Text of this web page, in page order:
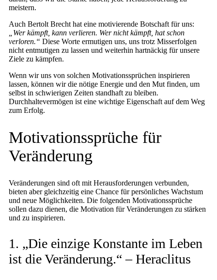
meistern.
Auch Bertolt Brecht hat eine motivierende Botschaft für uns:
„Wer kämpft, kann verlieren. Wer nicht kämpft, hat schon
verloren.“ Diese Worte ermutigen uns, uns trotz Misserfolgen
nicht entmutigen zu lassen und weiterhin hartnäckig für unsere
Ziele zu kämpfen.
Wenn wir uns von solchen Motivationssprüchen inspirieren
lassen, können wir die nötige Energie und den Mut finden, um
selbst in schwierigen Zeiten standhaft zu bleiben.
Durchhaltevermögen ist eine wichtige Eigenschaft auf dem Weg
zum Erfolg.
Motivationssprüche für
Veränderung
Veränderungen sind oft mit Herausforderungen verbunden,
bieten aber gleichzeitig eine Chance für persönliches Wachstum
und neue Möglichkeiten. Die folgenden Motivationssprüche
sollen dazu dienen, die Motivation für Veränderungen zu stärken
und zu inspirieren.
1. „Die einzige Konstante im Leben
ist die Veränderung.“ – Heraclitus